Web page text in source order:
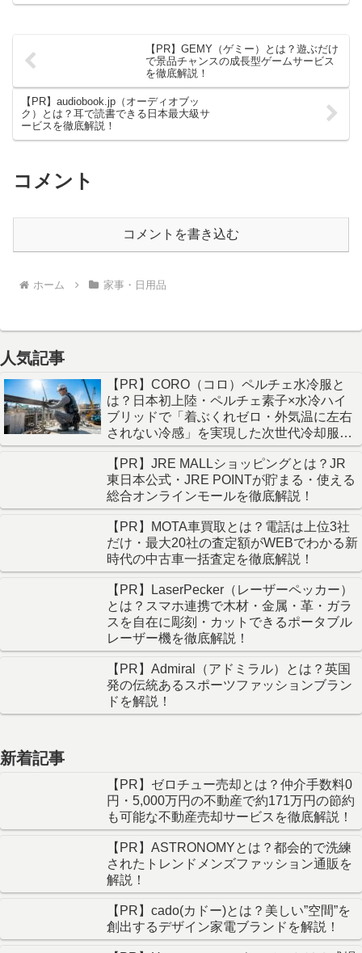
【PR】GEMY（ゲミー）とは？遊ぶだけ
で景品チャンスの成長型ゲームサービス
を徹底解説！
【PR】audiobook.jp（オーディオブッ
ク）とは？耳で読書できる日本最大級サ
ービスを徹底解説！
コメント
コメントを書き込む
ホーム 家事・日用品
人気記事
【PR】CORO（コロ）ペルチェ水冷服と
は？日本初上陸・ペルチェ素子×水冷ハイ
ブリッドで「着ぶくれゼロ・外気温に左右
されない冷感」を実現した次世代冷却服を
徹底解説！
【PR】JRE MALLショッピングとは？JR
東日本公式・JRE POINTが貯まる・使える
総合オンラインモールを徹底解説！
【PR】MOTA車買取とは？電話は上位3社
だけ・最大20社の査定額がWEBでわかる新
時代の中古車一括査定を徹底解説！
【PR】LaserPecker（レーザーペッカー）
とは？スマホ連携で木材・金属・革・ガラ
スを自在に彫刻・カットできるポータブル
レーザー機を徹底解説！
【PR】Admiral（アドミラル）とは？英国
発の伝統あるスポーツファッションブラン
ドを解説！
新着記事
【PR】ゼロチュー売却とは？仲介手数料0
円・5,000万円の不動産で約171万円の節約
も可能な不動産売却サービスを徹底解説！
【PR】ASTRONOMYとは？都会的で洗練
されたトレンドメンズファッション通販を
解説！
【PR】cado(カドー)とは？美しい”空間”を
創出するデザイン家電ブランドを解説！